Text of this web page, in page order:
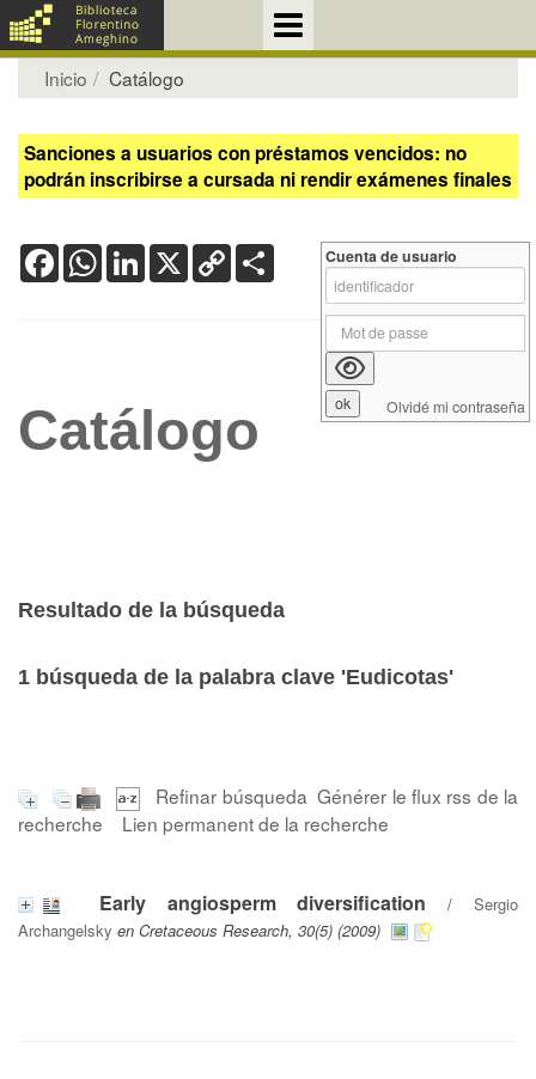
Inicio Catálogo
Sanciones a usuarios con préstamos vencidos: no
podrán inscribirse a cursada ni rendir exámenes finales
FacebookWhatsApp
LinkedIn
X Copy
Link
Catálogo
Resultado de la búsqueda
1 búsqueda de la palabra clave 'Eudicotas'
Refinar búsqueda Générer le flux rss de la
recherche
Lien permanent de la recherche
Early angiosperm diversification /Sergio
Archangelsky en Cretaceous Research, 30(5) (2009)
Cuenta de usuario
Olvidé mi contraseña